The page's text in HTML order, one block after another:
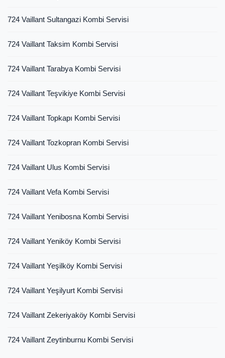
724 Vaillant Sultangazi Kombi Servisi
724 Vaillant Taksim Kombi Servisi
724 Vaillant Tarabya Kombi Servisi
724 Vaillant Teşvikiye Kombi Servisi
724 Vaillant Topkapı Kombi Servisi
724 Vaillant Tozkopran Kombi Servisi
724 Vaillant Ulus Kombi Servisi
724 Vaillant Vefa Kombi Servisi
724 Vaillant Yenibosna Kombi Servisi
724 Vaillant Yeniköy Kombi Servisi
724 Vaillant Yeşilköy Kombi Servisi
724 Vaillant Yeşilyurt Kombi Servisi
724 Vaillant Zekeriyaköy Kombi Servisi
724 Vaillant Zeytinburnu Kombi Servisi